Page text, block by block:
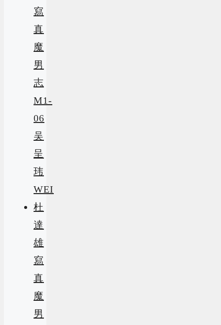
寫
真
魔
男
志
M1-
06
吴
呈
玮
WEI
杜
達
雄
寫
真
魔
男